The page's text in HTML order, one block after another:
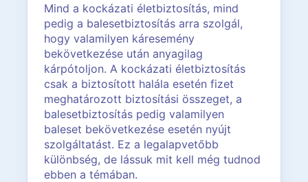
Mind a kockázati életbiztosítás, mind
pedig a balesetbiztosítás arra szolgál,
hogy valamilyen káresemény
bekövetkezése után anyagilag
kárpótoljon. A kockázati életbiztosítás
csak a biztosított halála esetén fizet
meghatározott biztosítási összeget, a
balesetbiztosítás pedig valamilyen
baleset bekövetkezése esetén nyújt
szolgáltatást. Ez a legalapvetőbb
különbség, de lássuk mit kell még tudnod
ebben a témában.